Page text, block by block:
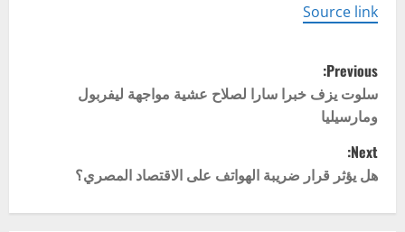
Source link
P
o
s
t
n
Previous:
سلوت يزف خبرا سارا لصلاح عشية مواجهة ليفربول
ومارسيليا
Next:
هل يؤثر قرار ضريبة الهواتف على الاقتصاد المصري؟